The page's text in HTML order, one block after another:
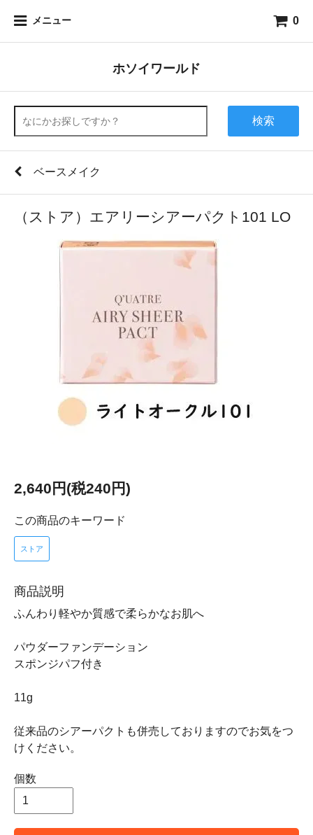
メニュー 0
ホソイワールド
検索
ベースメイク
（ストア）エアリーシアーパクト101 LO
2,640円(税240円)
この商品のキーワード
ストア
商品説明
ふんわり軽やか質感で柔らかなお肌へ
パウダーファンデーション
スポンジパフ付き
11g
従来品のシアーパクトも併売しておりますのでお気をつ
けください。
個数